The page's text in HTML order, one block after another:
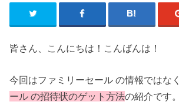
皆さん、こんにちは！こんばんは！
今回はファミリーセール の情報ではなく
ール の招待状のゲット方法の紹介です。